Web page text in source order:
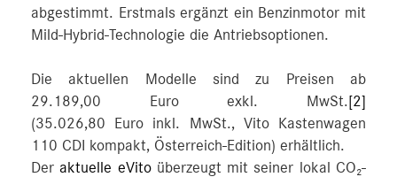
abgestimmt. Erstmals ergänzt ein Benzinmotor mit
Mild-Hybrid-Technologie die Antriebsoptionen.
Die aktuellen Modelle sind zu Preisen ab
29.189,00 Euro exkl. MwSt.[2]
(35.026,80 Euro inkl. MwSt., Vito Kastenwagen
110 CDI kompakt, Österreich-Edition) erhältlich.
Deraktuelle eVitoüberzeugt mit seiner lokal CO₂-